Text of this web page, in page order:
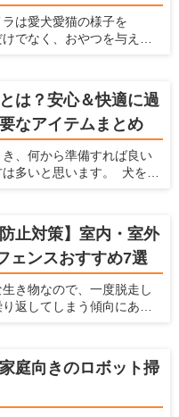
は愛犬愛猫の様子を
でなく、おやつを与えら
ーカー、種類がズラリ並ん
で良いか迷ってしまいま
回は、ペットカメラを選ぶ
と、おすすめのペットカメ
します
は？安心＆快適に過
なアイテムまとめ
、何から準備すれば良い
多いと思います。 犬を飼
犬を飼う前に準備しておく
す。ケガや事故防止に、床
の設置についても考えて
の記事では、初めて犬を飼
イテムを紹介するととも
きる室内環境の準備につ
止対策】室内・室外
ェンスおすすめ7選
き物なので、一度脱走し
返してしまう傾向にあり
記事では、脱走防止を考え
勝手の良いアイテムをま
庭向きのロボット掃